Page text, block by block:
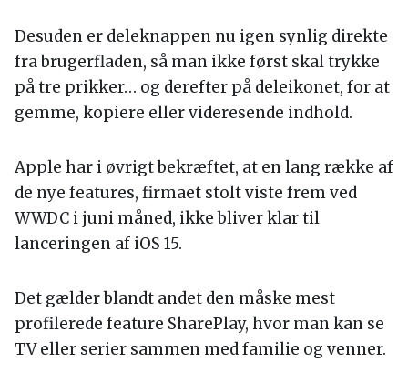
Desuden er deleknappen nu igen synlig direkte
fra brugerfladen, så man ikke først skal trykke
på tre prikker… og derefter på deleikonet, for at
gemme, kopiere eller videresende indhold.
Apple har i øvrigt bekræftet, at en lang række af
de nye features, firmaet stolt viste frem ved
WWDC i juni måned, ikke bliver klar til
lanceringen af iOS 15.
Det gælder blandt andet den måske mest
profilerede feature SharePlay, hvor man kan se
TV eller serier sammen med familie og venner.